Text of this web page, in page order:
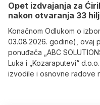
Opet izdvajanja za
nakon otvaranja 33
Konačnom Odlukom o
03.08.2026. godine), ovaj
ponuđača „ABC
Luka i „Kozaraputevi“
izvodile i osnovne radove